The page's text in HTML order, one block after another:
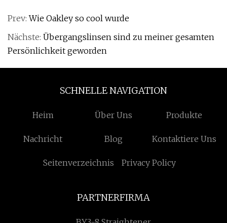
Prev:Wie Oakley so cool wurde
Nächste: Übergangslinsen sind zu meiner gesamten
Persönlichkeit geworden
SCHNELLE NAVIGATION
Heim Über Uns Produkte
Nachricht Blog Kontaktiere Uns
Seitenverzeichnis Privacy Policy
PARTNERFIRMA